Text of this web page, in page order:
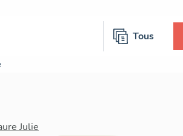
Tous
Julie